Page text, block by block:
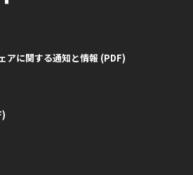
アに関する通知と情報 (PDF)